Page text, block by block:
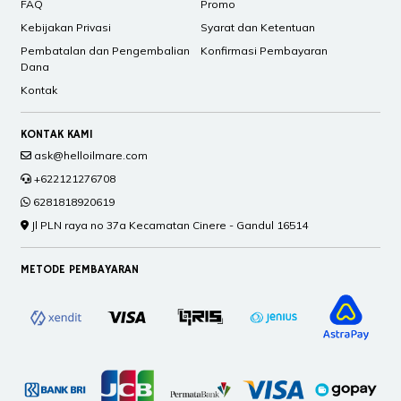
FAQ
Promo
Kebijakan Privasi
Syarat dan Ketentuan
Pembatalan dan Pengembalian
Dana
Konfirmasi Pembayaran
Kontak
KONTAK KAMI
ask@helloilmare.com
+622121276708
6281818920619
Jl PLN raya no 37a Kecamatan Cinere - Gandul 16514
METODE PEMBAYARAN